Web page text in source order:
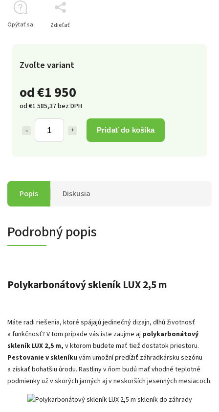
od€1 950
od€1 585,37bez DPH
Pridať do košíka
Zvoľte variant
Opýtať sa Zdieľať
Popis Diskusia
Podrobný popis
Polykarbonátový skleník LUX 2,5 m
Máte radi riešenia, ktoré spájajú jedinečný dizajn, dlhú životnosť
a funkčnosť? V tom prípade vás iste zaujme aj polykarbonátový
skleník LUX 2,5 m, v ktorom budete mať tiež dostatok priestoru.
Pestovanie v skleníku vám umožní predĺžiť záhradkársku sezónu
a získať bohatšiu úrodu. Rastliny v ňom budú mať vhodné teplotné
podmienky už v skorých jarných aj v neskorších jesenných mesiacoch.